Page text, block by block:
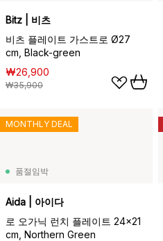
Bitz | 비츠
비츠 플레이트 가스트로 Ø27
cm, Black-green
₩26,900
₩35,900
품절임박
Aida | 아이다
로 오가닉 런치 플레이트 24x21
cm, Northern Green
MONTHLY DEAL